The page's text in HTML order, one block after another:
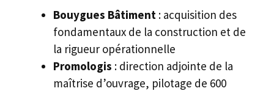
Bouygues Bâtiment : acquisition des
fondamentaux de la construction et de
la rigueur opérationnelle
Promologis : direction adjointe de la
maîtrise d’ouvrage, pilotage de 600